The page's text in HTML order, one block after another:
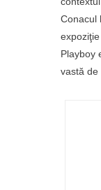
Conacul
Playboy
vastă de